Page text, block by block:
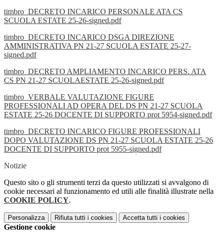
timbro_DECRETO INCARICO PERSONALE ATA CS
SCUOLA ESTATE 25-26-signed.pdf
timbro_DECRETO INCARICO DSGA DIREZIONE
AMMINISTRATIVA PN 21-27 SCUOLA ESTATE 25-27-
signed.pdf
timbro_DECRETO AMPLIAMENTO INCARICO PERS. ATA
CS PN 21-27 SCUOLAESTATE 25-26-signed.pdf
timbro_VERBALE VALUTAZIONE FIGURE
PROFESSIONALI AD OPERA DEL DS PN 21-27 SCUOLA
ESTATE 25-26 DOCENTE DI SUPPORTO prot 5954-signed.pdf
timbro_DECRETO INCARICO FIGURE PROFESSIONALI
DOPO VALUTAZIONE DS PN 21-27 SCUOLA ESTATE 25-26
DOCENTE DI SUPPORTO prot 5955-signed.pdf
Notizie
Questo sito o gli strumenti terzi da questo utilizzati si avvalgono di
cookie necessari al funzionamento ed utili alle finalità illustrate nella
COOKIE POLICY.
Personalizza Rifiuta tutti i cookies Accetta tutti i cookies
Gestione cookie